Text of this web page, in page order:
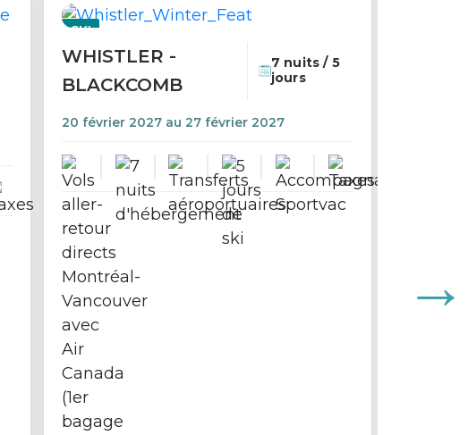
SKI
Coup de coeur
WHISTLER -
BLACKCOMB
7 nuits / 5
jours
20 février 2027 au 27 février 2027